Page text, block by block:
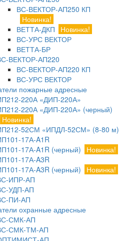
ВС-ВЕКТОР-АП250 КП
Новинка!
ВЕТТА-ДКП
Новинка!
ВС-УРС ВЕКТОР
ВЕТТА-БР
ВЕКТОР-АП220
ВС-ВЕКТОР-АП220 КП
ВС-УРС ВЕКТОР
пожарные адресные
220А «ДИП-220А»
220А «ДИП-220А» (черный)
Новинка!
52СМ «ИПДЛ-52СМ» (8-80 м)
17А-A1R
17А-A1R (черный)
Новинка!
17А-A3R
17А-A3R (черный)
Новинка!
ИПР-АП
УДП-АП
ПИ-АП
охранные адресные
СМК-АП
СМК-ТМ-АП